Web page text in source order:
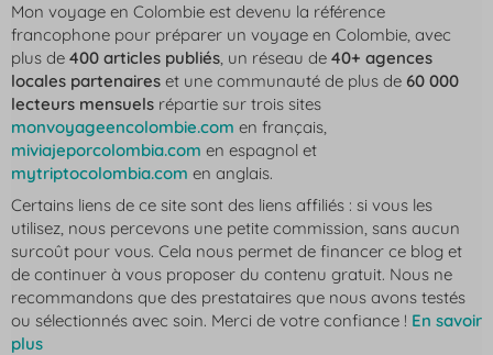
Mon voyage en Colombie est devenu la référence
francophone pour préparer un voyage en Colombie, avec
plus de 400 articles publiés, un réseau de 40+ agences
locales partenaires et une communauté de plus de 60 000
lecteurs mensuels répartie sur trois sites
monvoyageencolombie.com en français,
miviajeporcolombia.com en espagnol et
mytriptocolombia.com en anglais.
Certains liens de ce site sont des liens affiliés : si vous les
utilisez, nous percevons une petite commission, sans aucun
surcoût pour vous. Cela nous permet de financer ce blog et
de continuer à vous proposer du contenu gratuit. Nous ne
recommandons que des prestataires que nous avons testés
ou sélectionnés avec soin. Merci de votre confiance ! En savoir
plus